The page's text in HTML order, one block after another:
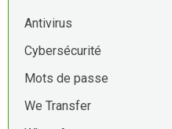
Antivirus
Cybersécurité
Mots de passe
We Transfer